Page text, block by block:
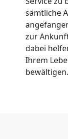
sämtliche
zur
dabei
Ihrem
bewältigen.